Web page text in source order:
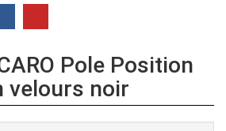
Pole Position
velours noir